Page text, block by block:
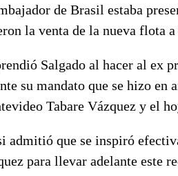
de Brasil estaba
la venta de la nueva flota a
Salgado al hacer al ex
su mandato que se hizo
Tabare Vázquez y el
admitió que se inspiró
para llevar adelante este